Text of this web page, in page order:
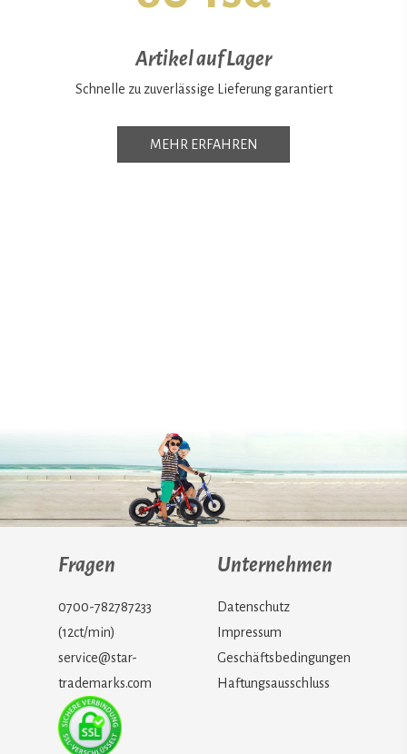
Artikel auf Lager
Schnelle zu zuverlässige Lieferung garantiert
MEHR ERFAHREN
Fragen
0700-782787233
(12ct/min)
service@star-
trademarks.com
Unternehmen
Datenschutz
Impressum
Geschäftsbedingungen
Haftungsausschluss